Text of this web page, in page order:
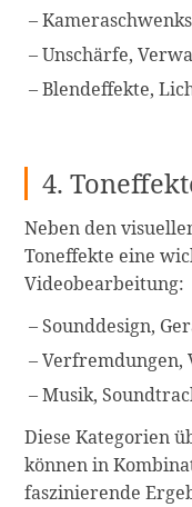
Unschärfe,
Blendeffekte,
4.
Neben den
Toneffekte eine
Videobearbeitung:
Sounddesign,
Verfremdungen,
Musik,
Diese Kategorien
können in
faszinierende